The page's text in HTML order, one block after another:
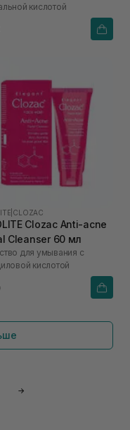
кислотой
CLOZAC
Clozac Anti-acne
Cleanser 60 мл
для умывания с
кислотой
→